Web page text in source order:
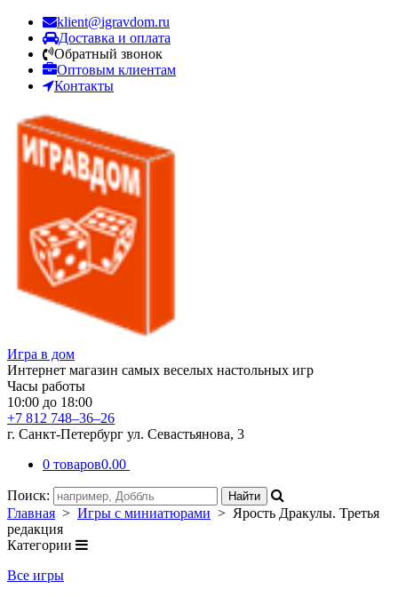
klient@igravdom.ru
Доставка и оплата
Обратный звонок
Оптовым клиентам
Контакты
Игра в дом
Интернет магазин самых веселых настольных игр
Часы работы
10:00 до 18:00
+7 812 748–36–26
г. Санкт-Петербург ул. Севастьянова, 3
0 товаров0.00
Поиск:
Главная > Игры с миниатюрами > Ярость Дракулы. Третья
редакция
Категории
Все игры